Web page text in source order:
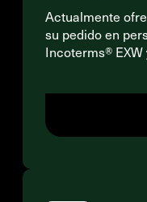
Actualmente
su pedido en
Incoterms® EXW